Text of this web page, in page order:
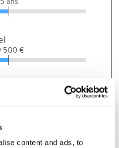
content and ads, to
500 €
négociation (%)